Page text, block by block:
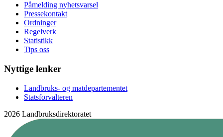
Påmelding nyhetsvarsel
Pressekontakt
Ordninger
Regelverk
Statistikk
Tips oss
Nyttige lenker
Landbruks- og matdepartementet
Statsforvalteren
2026 Landbruksdirektoratet